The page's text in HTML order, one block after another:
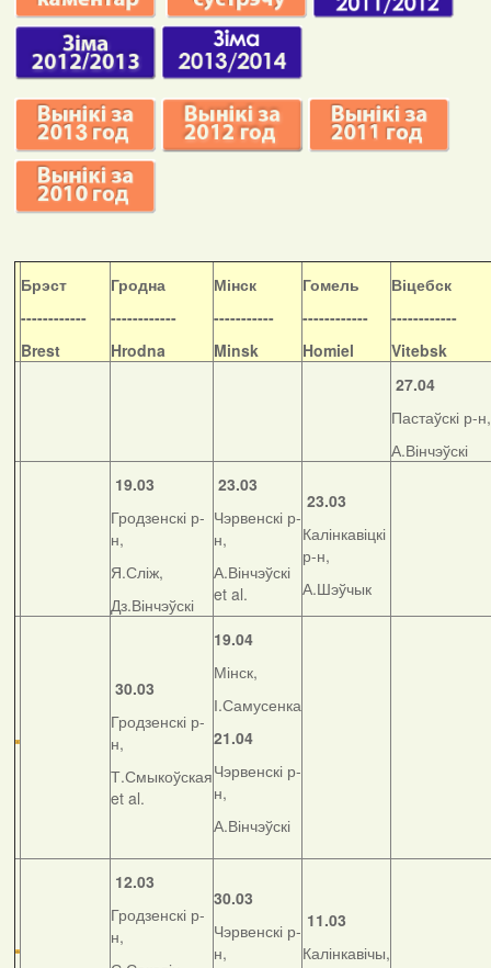
Брэст
------------
Brest
Гродна
------------
Hrodna
Мінск
-----------
Minsk
Гомель
------------
Homiel
Віцебск
------------
Vitebsk
27.04
Пастаўскі р-н,
А.Вінчэўскі
19.03
Гродзенскі р-
н,
Я.Сліж,
Дз.Вінчэўскі
23.03
Чэрвенскі р-
н,
А.Вінчэўскі
et al.
23.03
Калінкавіцкі
р-н,
А.Шэўчык
30.03
Гродзенскі р-
н,
Т.Смыкоўская
et al.
19.04
Мінск,
І.Самусенка
21.04
Чэрвенскі р-
н,
А.Вінчэўскі
12.03
Гродзенскі р-
н,
30.03
Чэрвенскі р-
н,
11.03
Калінкавічы,